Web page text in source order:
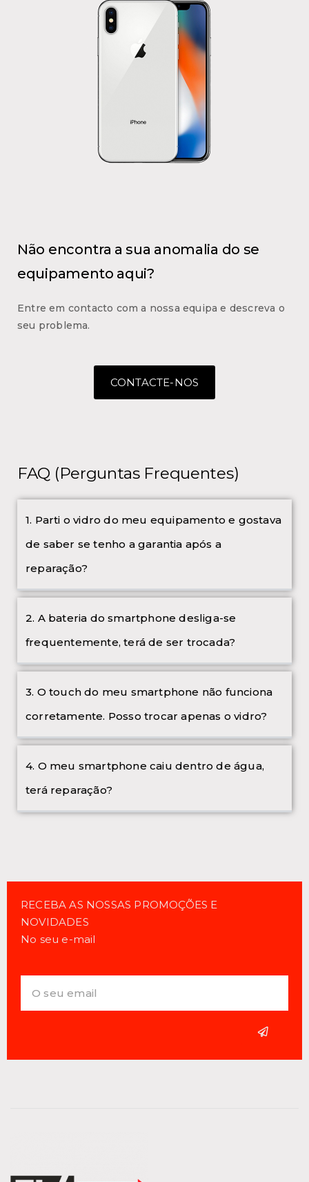
Não encontra a sua anomalia do se
equipamento aqui?
Entre em contacto com a nossa equipa e descreva o
seu problema.
CONTACTE-NOS
FAQ (Perguntas Frequentes)
1. Parti o vidro do meu equipamento e gostava
de saber se tenho a garantia após a
reparação?
2. A bateria do smartphone desliga-se
frequentemente, terá de ser trocada?
3. O touch do meu smartphone não funciona
corretamente. Posso trocar apenas o vidro?
4. O meu smartphone caiu dentro de água,
terá reparação?
RECEBA AS NOSSAS PROMOÇÕES E
NOVIDADES
No seu e-mail